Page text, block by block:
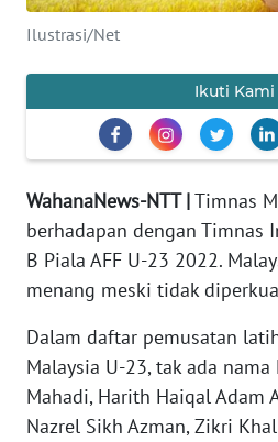
Ilustrasi/Net
Ikuti Kami
WahanaNews-NTT |Timnas
berhadapan dengan Timnas
B Piala AFF U-23 2022.
menang meski tidak
Dalam daftar pemusatan
Malaysia U-23, tak ada
Mahadi, Harith Haiqal Adam
Nazrel Sikh Azman, Zikri
BERITA
KONTAK
TENTANG
KAMI
MEDIA
SIBER
REDAKSI